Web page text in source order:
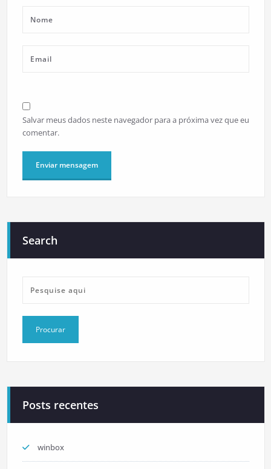
Salvar meus dados neste navegador para a próxima vez que eu
comentar.
Search
Posts recentes
winbox